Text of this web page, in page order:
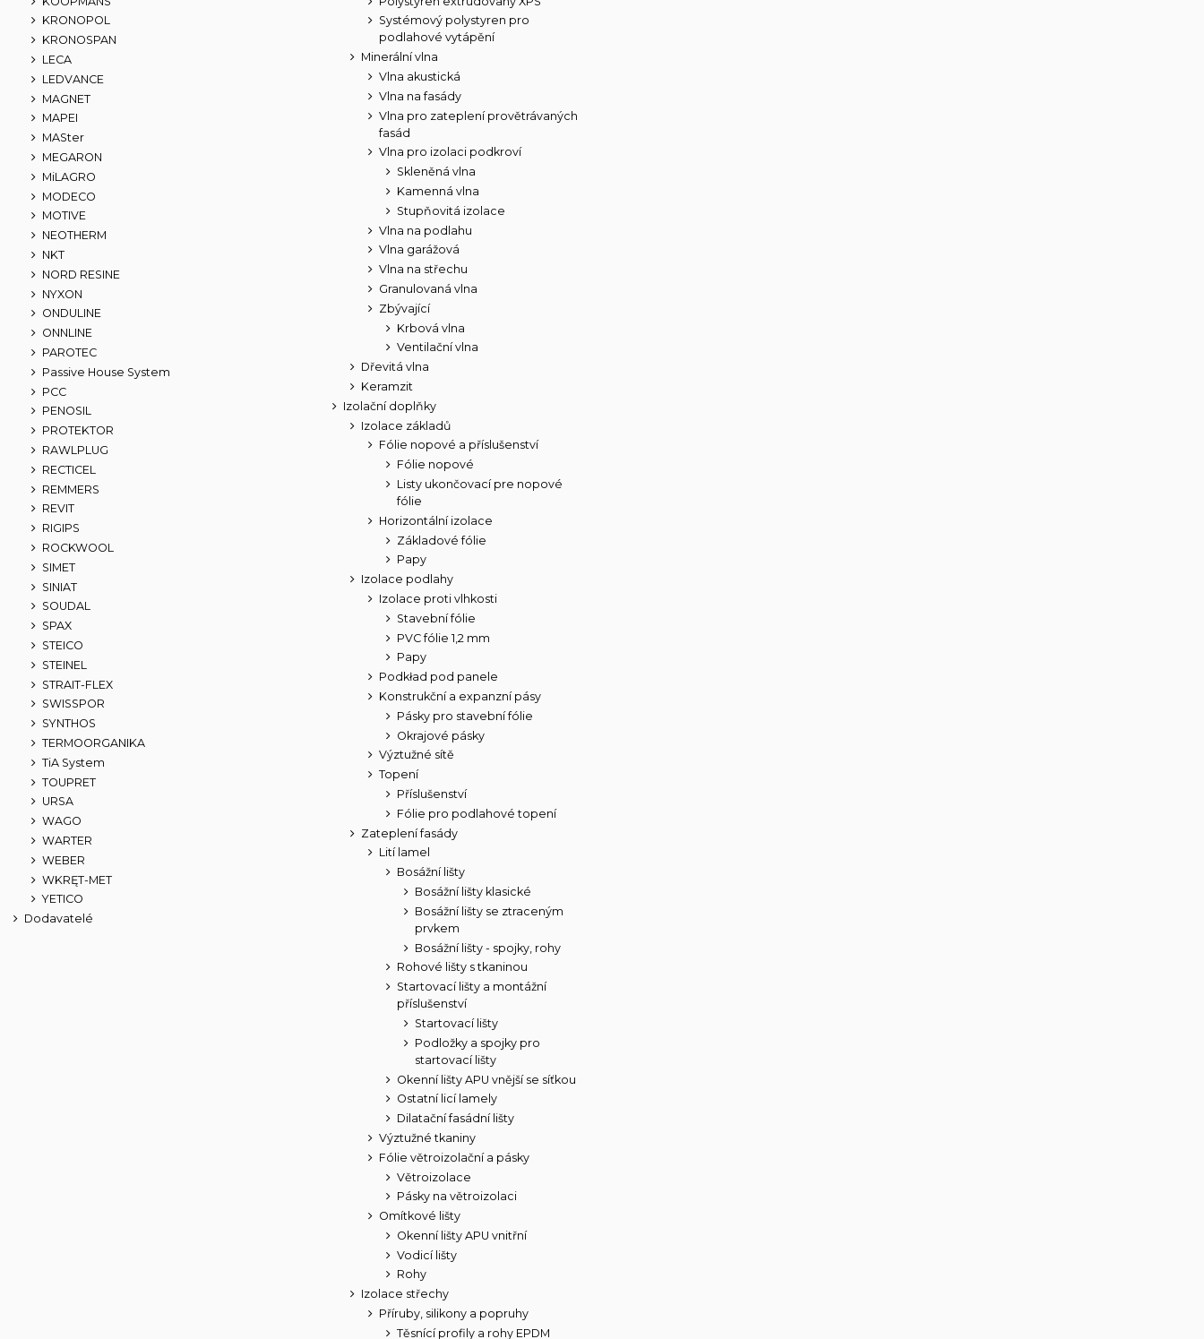
KRONOPOL
KRONOSPAN
LECA
LEDVANCE
MAGNET
MAPEI
MASter
MEGARON
MiLAGRO
MODECO
MOTIVE
NEOTHERM
NKT
NORD RESINE
NYXON
ONDULINE
ONNLINE
PAROTEC
Passive House System
PCC
PENOSIL
PROTEKTOR
RAWLPLUG
RECTICEL
REMMERS
REVIT
RIGIPS
ROCKWOOL
SIMET
SINIAT
SOUDAL
SPAX
STEICO
STEINEL
STRAIT-FLEX
SWISSPOR
SYNTHOS
TERMOORGANIKA
TiA System
TOUPRET
URSA
WAGO
WARTER
WEBER
WKRĘT-MET
YETICO
Dodavatelé
Systémový polystyren pro
podlahové vytápění
Minerální vlna
Vlna akustická
Vlna na fasády
Vlna pro zateplení provětrávaných
fasád
Vlna pro izolaci podkroví
Skleněná vlna
Kamenná vlna
Stupňovitá izolace
Vlna na podlahu
Vlna garážová
Vlna na střechu
Granulovaná vlna
Zbývající
Krbová vlna
Ventilační vlna
Dřevitá vlna
Keramzit
Izolační doplňky
Izolace základů
Fólie nopové a příslušenství
Fólie nopové
Listy ukončovací pre nopové
fólie
Horizontální izolace
Základové fólie
Papy
Izolace podlahy
Izolace proti vlhkosti
Stavební fólie
PVC fólie 1,2 mm
Papy
Podkład pod panele
Konstrukční a expanzní pásy
Pásky pro stavební fólie
Okrajové pásky
Výztužné sítě
Topení
Příslušenství
Fólie pro podlahové topení
Zateplení fasády
Lití lamel
Bosážní lišty
Bosážní lišty klasické
Bosážní lišty se ztraceným
prvkem
Bosážní lišty - spojky, rohy
Rohové lišty s tkaninou
Startovací lišty a montážní
příslušenství
Startovací lišty
Podložky a spojky pro
startovací lišty
Okenní lišty APU vnější se síťkou
Ostatní licí lamely
Dilatační fasádní lišty
Výztužné tkaniny
Fólie větroizolační a pásky
Větroizolace
Pásky na větroizolaci
Omítkové lišty
Okenní lišty APU vnitřní
Vodicí lišty
Rohy
Izolace střechy
Příruby, silikony a popruhy
Těsnící profily a rohy EPDM